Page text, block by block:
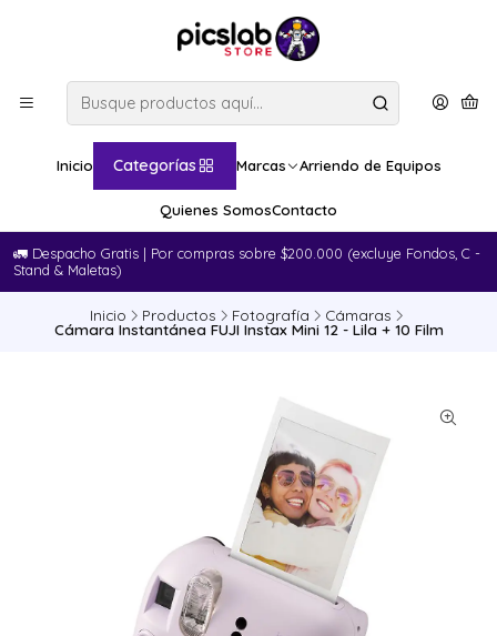
Inicio Categorías Marcas Arriendo de Equipos
Quienes SomosContacto
🚛​ Despacho Gratis | Por compras sobre $200.000 (excluye Fondos, C -
Stand & Maletas)
Inicio Productos Fotografía Cámaras
Cámara Instantánea FUJI Instax Mini 12 - Lila + 10 Film